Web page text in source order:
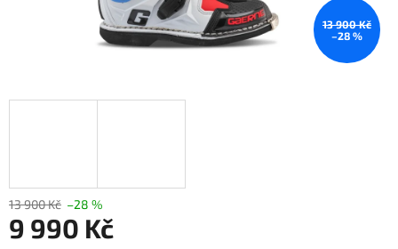
13 900 Kč
–28 %
13 900 Kč –28 %
9 990 Kč